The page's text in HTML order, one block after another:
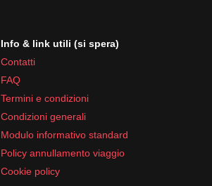
Info & link utili (si spera)
Contatti
FAQ
Termini e condizioni
Condizioni generali
Modulo informativo standard
Policy annullamento viaggio
Cookie policy